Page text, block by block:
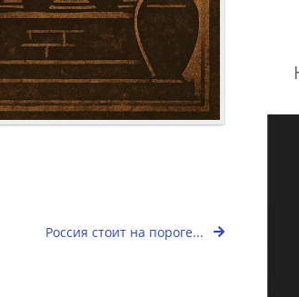
Россия стоит на пороге...